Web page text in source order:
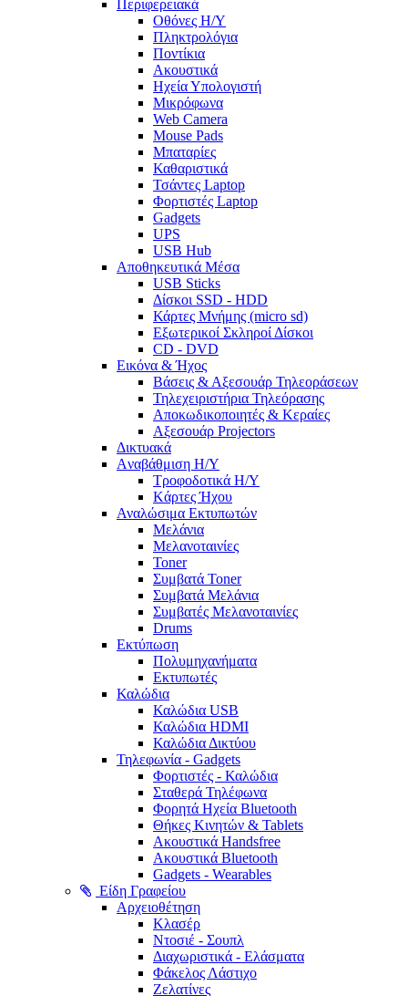
Περιφερειακά
Οθόνες Η/Υ
Πληκτρολόγια
Ποντίκια
Ακουστικά
Ηχεία Υπολογιστή
Μικρόφωνα
Web Camera
Mouse Pads
Μπαταρίες
Καθαριστικά
Τσάντες Laptop
Φορτιστές Laptop
Gadgets
UPS
USB Hub
Αποθηκευτικά Μέσα
USB Sticks
Δίσκοι SSD - HDD
Κάρτες Μνήμης (micro sd)
Εξωτερικοί Σκληροί Δίσκοι
CD - DVD
Εικόνα & Ήχος
Βάσεις & Αξεσουάρ Τηλεοράσεων
Τηλεχειριστήρια Τηλεόρασης
Αποκωδικοποιητές & Κεραίες
Αξεσουάρ Projectors
Δικτυακά
Aναβάθμιση Η/Υ
Τροφοδοτικά Η/Υ
Kάρτες Ήχου
Αναλώσιμα Εκτυπωτών
Μελάνια
Μελανοταινίες
Toner
Συμβατά Toner
Συμβατά Μελάνια
Συμβατές Μελανοταινίες
Drums
Εκτύπωση
Πολυμηχανήματα
Εκτυπωτές
Καλώδια
Καλώδια USB
Καλώδια HDMI
Καλώδια Δικτύου
Τηλεφωνία - Gadgets
Φορτιστές - Καλώδια
Σταθερά Τηλέφωνα
Φορητά Ηχεία Bluetooth
Θήκες Κινητών & Tablets
Ακουστικά Handsfree
Ακουστικά Bluetooth
Gadgets - Wearables
Είδη Γραφείου
Αρχειοθέτηση
Κλασέρ
Ντοσιέ - Σουπλ
Διαχωριστικά - Ελάσματα
Φάκελος Λάστιχο
Ζελατίνες